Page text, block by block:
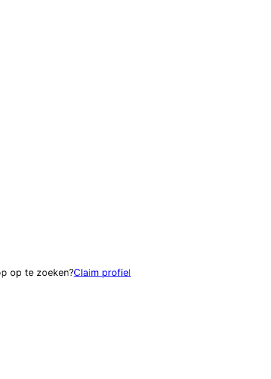
op te zoeken?Claim profiel